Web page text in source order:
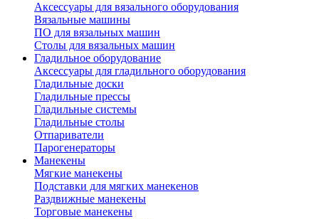
Аксессуары для вязального оборудования
Вязальные машины
ПО для вязальных машин
Столы для вязальных машин
Гладильное оборудование
Аксессуары для гладильного оборудования
Гладильные доски
Гладильные прессы
Гладильные системы
Гладильные столы
Отпариватели
Парогенераторы
Манекены
Мягкие манекены
Подставки для мягких манекенов
Раздвижные манекены
Торговые манекены